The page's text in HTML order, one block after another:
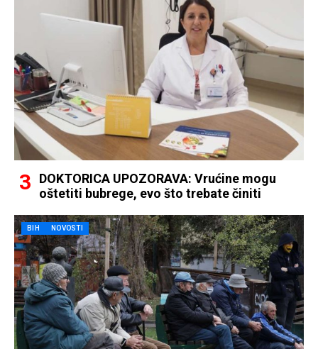
DOKTORICA UPOZORAVA: Vrućine mogu
oštetiti bubrege, evo što trebate činiti
BIH NOVOSTI